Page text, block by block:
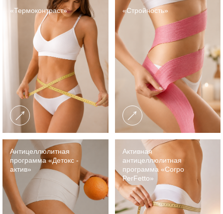
«Термоконтраст» «Стройность»
Антицеллюлитная
программа «Детокс -
актив»
Активная
антицеллюлитная
программа «Corpo
PerFеttо»